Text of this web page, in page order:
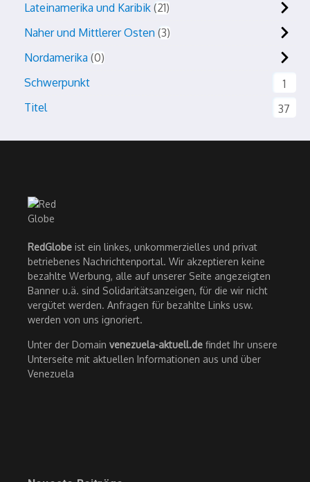
Lateinamerika und Karibik 21
Naher und Mittlerer Osten 3
Nordamerika 0
Schwerpunkt
1
Titel
37
RedGlobe ist ein linkes, unkommerzielles und privat
betriebenes Nachrichtenportal. Wir akzeptieren keine
bezahlte Werbung, alle auf unserer Seite angezeigten
Banner u.ä. sind Solidaritätsanzeigen, für die wir nicht
vergütet werden. Anfragen für bezahlte Links usw.
werden von uns ignoriert.
Unter der Domain venezuela-aktuell.de findet Ihr unsere
Unterseite mit aktuellen Informationen aus und über
Venezuela